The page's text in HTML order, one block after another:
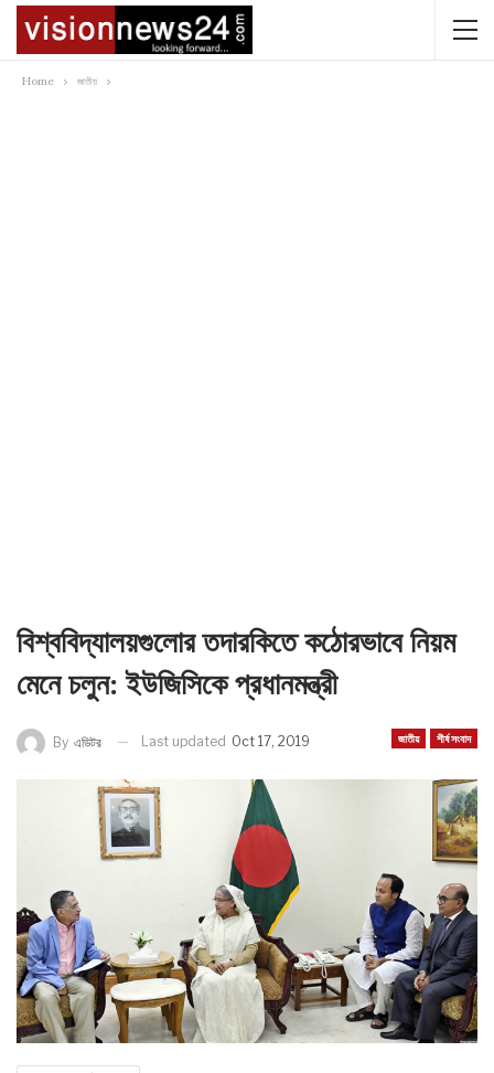
Home জাতীয়
বিশ্ববিদ্যালয়গুলোর তদারকিতে কঠোরভাবে নিয়ম
মেনে চলুন: ইউজিসিকে প্রধানমন্ত্রী
জাতীয় শীর্ষ সংবাদ
By এডিটর Last updated Oct 17, 2019